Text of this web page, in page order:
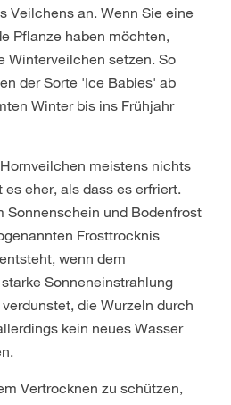
Veilchens an. Wenn Sie eine
Pflanze haben möchten,
Winterveilchen setzen. So
der Sorte 'Ice Babies' ab
Winter bis ins Frühjahr
meistens nichts
eher, als dass es erfriert.
Sonnenschein und Bodenfrost
Frosttrocknis
wenn dem
Sonneneinstrahlung
die Wurzeln durch
kein neues Wasser
Vertrocknen zu schützen,